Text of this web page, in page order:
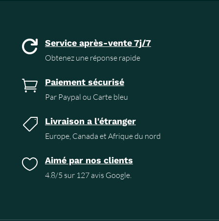
 Service après-vente 7j/7
Obtenez une réponse rapide
 Paiement sécurisé
Par Paypal ou Carte bleu
 Livraison a l'étranger
Europe, Canada et Afrique du nord
 Aimé par nos clients
4.8/5 sur 127 avis Google.